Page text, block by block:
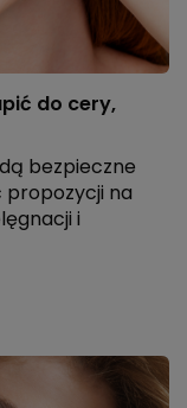
do cery,
bezpieczne
propozycji na
i